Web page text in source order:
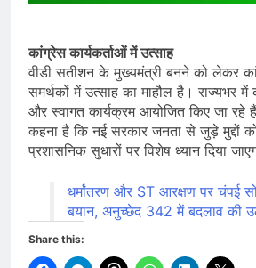
कांग्रेस कार्यकर्ताओं में उत्साह
वीडी सतीशन के मुख्यमंत्री बनने को लेकर
समर्थकों में उत्साह का माहौल है। राज्यभर
और स्वागत कार्यक्रम आयोजित किए जा रहे
कहना है कि नई सरकार जनता से जुड़े मुद्दों
प्रशासनिक सुधारों पर विशेष ध्यान दिया
धर्मांतरण और ST आरक्षण पर चंपई
बयान, अनुच्छेद 342 में बदलाव की
Share this: